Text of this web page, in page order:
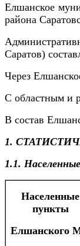
Елшанское
района
Саратов)
Через
С областным и
В состав
1.
1.1.
Населенные
пункты
Елшанского